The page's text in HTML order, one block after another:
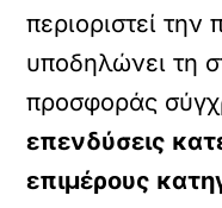
περιοριστεί
υποδηλώνει τη
προσφοράς
επενδύσεις
επιμέρους